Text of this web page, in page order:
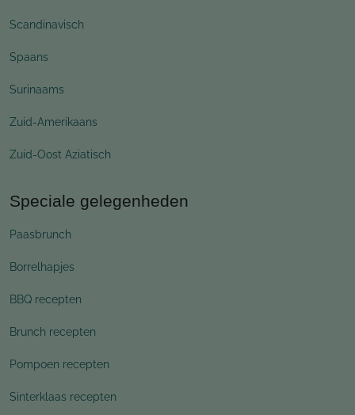
Scandinavisch
Spaans
Surinaams
Zuid-Amerikaans
Zuid-Oost Aziatisch
Speciale gelegenheden
Paasbrunch
Borrelhapjes
BBQ recepten
Brunch recepten
Pompoen recepten
Sinterklaas recepten